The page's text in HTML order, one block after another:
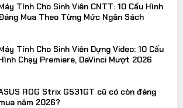
Tính Cho Sinh Viên CNTT: 10 Cấu Hình
Mua Theo Từng Mức Ngân Sách
Tính Cho Sinh Viên Dựng Video: 10 Cấu
Chạy Premiere, DaVinci Mượt 2026
ROG Strix G531GT cũ có còn đáng
năm 2026?